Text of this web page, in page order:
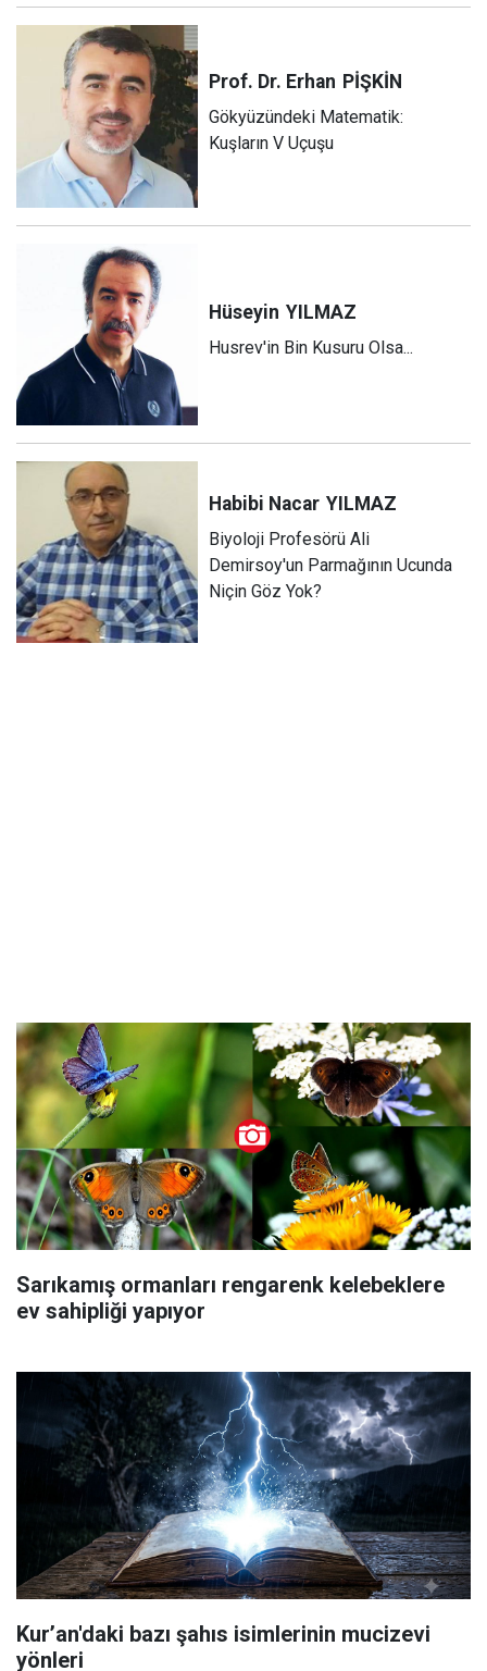
Prof. Dr. Erhan PİŞKİN
Gökyüzündeki Matematik:
Kuşların V Uçuşu
Hüseyin YILMAZ
Husrev'in Bin Kusuru Olsa...
Habibi Nacar YILMAZ
Biyoloji Profesörü Ali
Demirsoy'un Parmağının Ucunda
Niçin Göz Yok?
Sarıkamış ormanları rengarenk kelebeklere
ev sahipliği yapıyor
Kur’an'daki bazı şahıs isimlerinin mucizevi
yönleri